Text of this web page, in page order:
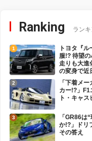
Ranking ラン
トヨタ『
服!? 待望
走りも大進
の変身で近
「下着メ
カー!?」F1
ト・キャ
「GR86は
か!?」ドリ
その答え